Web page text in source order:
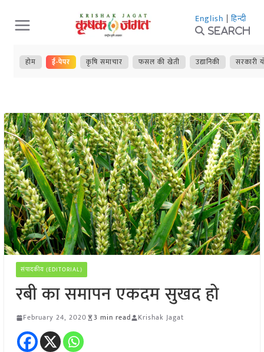
Skip
to
content
English | हिन्दी
Search
होम ई-पेपर कृषि समाचार फसल की खेती उद्यानिकी सरकारी
संपादकीय (EDITORIAL)
रबी का समापन एकदम सुखद हो
February 24, 2020 3 min read Krishak Jagat